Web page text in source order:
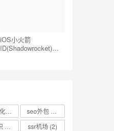
iOS小火箭
ID(Shadowrocket)账
seo外包
ssr机场 (2)